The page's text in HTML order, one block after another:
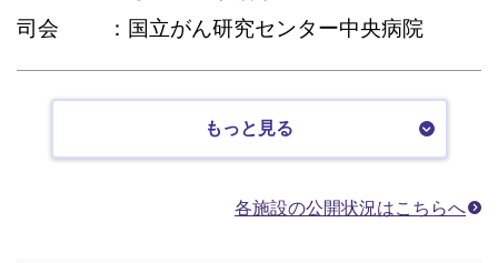
司会
国立がん研究センター中央病院
もっと見る
各施設の公開状況はこちらへ